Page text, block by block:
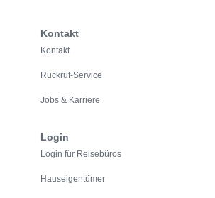
Kontakt
Kontakt
Rückruf-Service
Jobs & Karriere
Login
Login für Reisebüros
Hauseigentümer